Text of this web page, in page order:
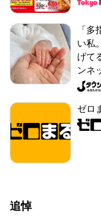
「
い私
げて
ンネ
ゼロ
追悼